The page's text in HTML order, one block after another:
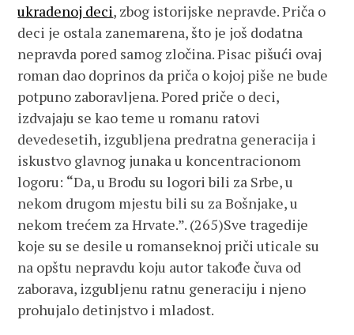
ukradenoj deci, zbog istorijske nepravde. Priča o
deci je ostala zanemarena, što je još dodatna
nepravda pored samog zločina. Pisac pišući ovaj
roman dao doprinos da priča o kojoj piše ne bude
potpuno zaboravljena. Pored priče o deci,
izdvajaju se kao teme u romanu ratovi
devedesetih, izgubljena predratna generacija i
iskustvo glavnog junaka u koncentracionom
logoru: “Da, u Brodu su logori bili za Srbe, u
nekom drugom mjestu bili su za Bošnjake, u
nekom trećem za Hrvate.”. (265)Sve tragedije
koje su se desile u romanseknoj priči uticale su
na opštu nepravdu koju autor takođe čuva od
zaborava, izgubljenu ratnu generaciju i njeno
prohujalo detinjstvo i mladost.